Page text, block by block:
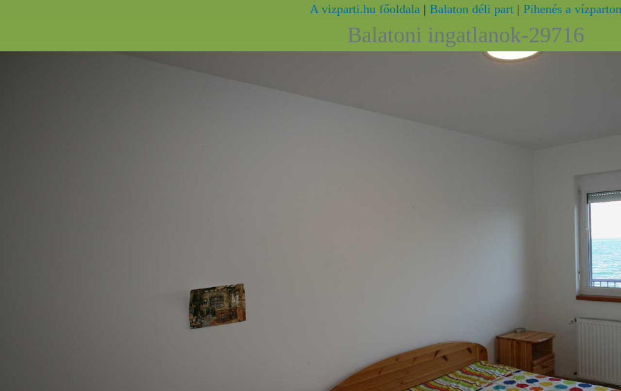
A vizparti.hu főoldala | Balaton déli part | Pihenés a vízparton
Balatoni ingatlanok-29716